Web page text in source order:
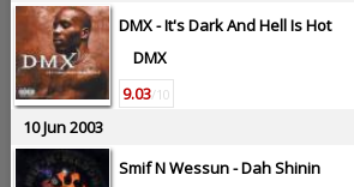
DMX -It's Dark And Hell Is Hot
DMX
9.03/10
10 Jun 2003
Smif N Wessun -Dah Shinin